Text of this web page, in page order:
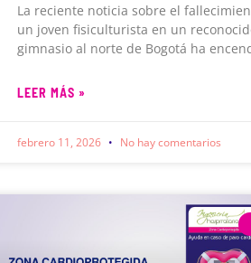
La reciente noticia sobre el
un joven fisiculturista en un
gimnasio al norte de Bogotá ha
LEER MÁS »
febrero 11, 2026 No hay comentarios